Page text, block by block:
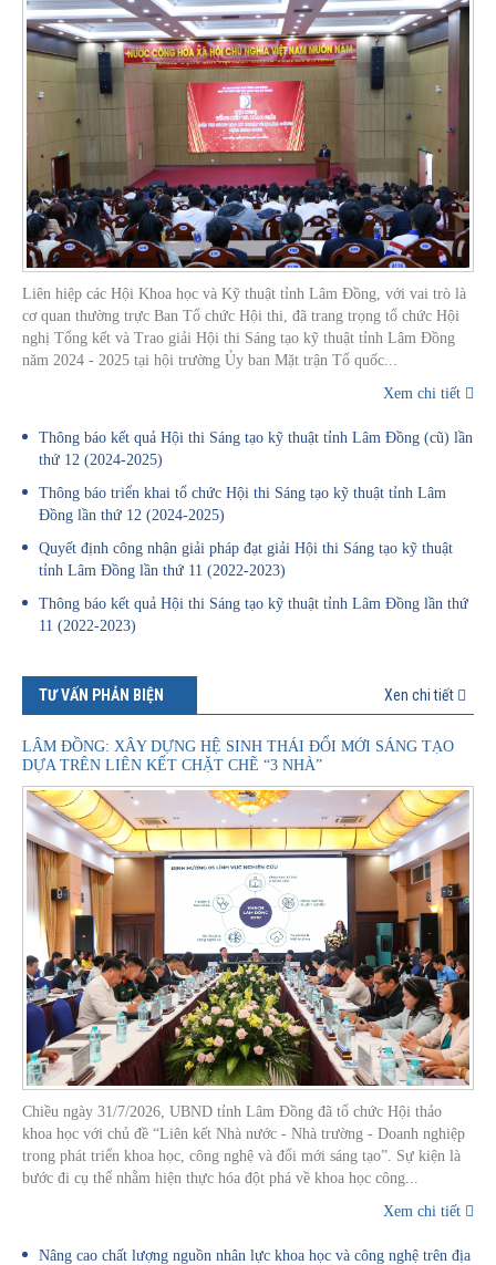
Liên hiệp các Hội Khoa học và Kỹ thuật tỉnh Lâm Đồng, với vai trò là
cơ quan thường trực Ban Tổ chức Hội thi, đã trang trọng tổ chức Hội
nghị Tổng kết và Trao giải Hội thi Sáng tạo kỹ thuật tỉnh Lâm Đồng
năm 2024 - 2025 tại hội trường Ủy ban Mặt trận Tổ quốc...
Xem chi tiết
Thông báo kết quả Hội thi Sáng tạo kỹ thuật tỉnh Lâm Đồng (cũ) lần
thứ 12 (2024-2025)
Thông báo triển khai tổ chức Hội thi Sáng tạo kỹ thuật tỉnh Lâm
Đồng lần thứ 12 (2024-2025)
Quyết định công nhận giải pháp đạt giải Hội thi Sáng tạo kỹ thuật
tỉnh Lâm Đồng lần thứ 11 (2022-2023)
Thông báo kết quả Hội thi Sáng tạo kỹ thuật tỉnh Lâm Đồng lần thứ
11 (2022-2023)
TƯ VẤN PHẢN BIỆN Xen chi tiết
LÂM ĐỒNG: XÂY DỰNG HỆ SINH THÁI ĐỔI MỚI SÁNG TẠO
DỰA TRÊN LIÊN KẾT CHẶT CHẼ “3 NHÀ”
Chiều ngày 31/7/2026, UBND tỉnh Lâm Đồng đã tổ chức Hội thảo
khoa học với chủ đề “Liên kết Nhà nước - Nhà trường - Doanh nghiệp
trong phát triển khoa học, công nghệ và đổi mới sáng tạo”. Sự kiện là
bước đi cụ thể nhằm hiện thực hóa đột phá về khoa học công...
Xem chi tiết
Nâng cao chất lượng nguồn nhân lực khoa học và công nghệ trên địa